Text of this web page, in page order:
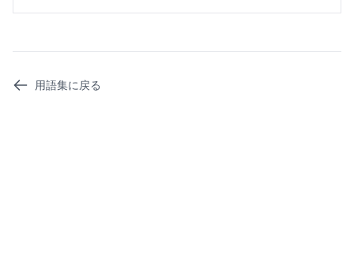
用語集に戻る